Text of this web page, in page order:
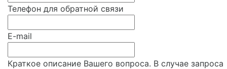
Телефон для обратной связи
E-mail
Краткое описание Вашего вопроса. В случае запроса